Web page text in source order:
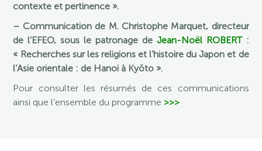
contexte et pertinence ».
– Communication de M. Christophe Marquet, directeur
de l’EFEO, sous le patronage de Jean-Noël ROBERT:
« Recherches sur les religions et l’histoire du Japon et de
l’Asie orientale : de Hanoi à Kyōto ».
Pour consulter les résumés de ces communications
ainsi que l’ensemble du programme >>>